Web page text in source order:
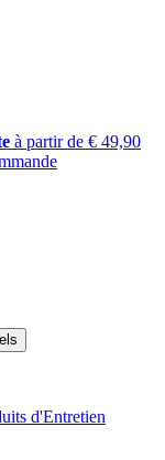
à partir de € 49,90
d'Entretien